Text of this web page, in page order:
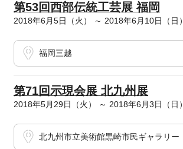
第53回西部伝統工芸展 福岡
2018年6月5日（火） ～ 2018年6月10日（日）
福岡三越
第71回示現会展 北九州展
2018年5月29日（火） ～ 2018年6月3日（日）
北九州市立美術館黒崎市民ギャラリー